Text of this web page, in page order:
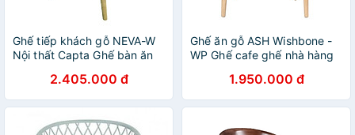
Ghế tiếp khách gỗ NEVA-W
Nội thất Capta Ghế bàn ăn
đẹp mắt tỉ mỉ không tay tựa
không nệm tại tp hcm
2.405.000 đ
Ghế ăn gỗ ASH Wishbone -
WP Ghế cafe ghế nhà hàng
cấp tiêu chuẩn xuất khẩu ở
TpHCM
1.950.000 đ